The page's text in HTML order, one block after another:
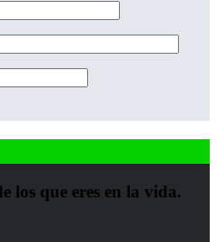
los que eres en la vida.